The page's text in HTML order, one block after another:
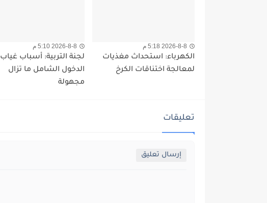
2026-8-8 5:18 م
الكهرباء: استحداث مغذيات
لمعالجة اختناقات الكرخ
2026-8-8 5:10 م
لجنة التربية: أسباب غياب
الدخول الشامل ما تزال
مجهولة
تعليقات
إرسال تعليق